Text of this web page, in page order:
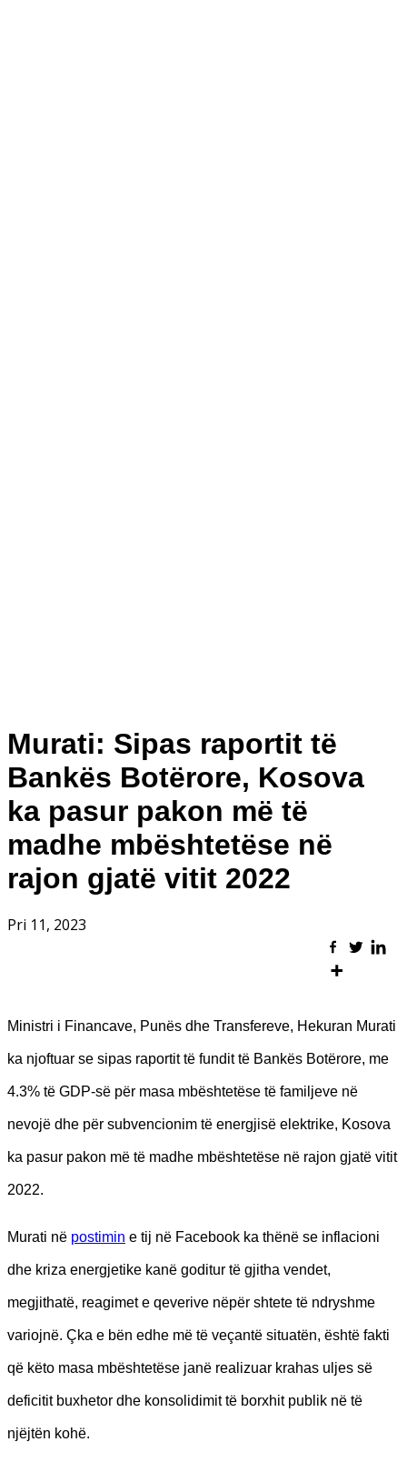
Murati: Sipas raportit të
Bankës Botërore, Kosova
ka pasur pakon më të
madhe mbështetëse në
rajon gjatë vitit 2022
Pri 11, 2023
Ministri i Financave, Punës dhe Transfereve, Hekuran Murati
ka njoftuar se sipas raportit të fundit të Bankës Botërore, me
4.3% të GDP-së për masa mbështetëse të familjeve në
nevojë dhe për subvencionim të energjisë elektrike, Kosova
ka pasur pakon më të madhe mbështetëse në rajon gjatë vitit
2022.
Murati në postimin e tij në Facebook ka thënë se inflacioni
dhe kriza energjetike kanë goditur të gjitha vendet,
megjithatë, reagimet e qeverive nëpër shtete të ndryshme
variojnë. Çka e bën edhe më të veçantë situatën, është fakti
që këto masa mbështetëse janë realizuar krahas uljes së
deficitit buxhetor dhe konsolidimit të borxhit publik në të
njëjtën kohë.